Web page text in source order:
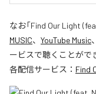
なお「Find Our Light
MUSIC、 YouTube Music、
ービスで聴くことがで
各配信サービス： Find